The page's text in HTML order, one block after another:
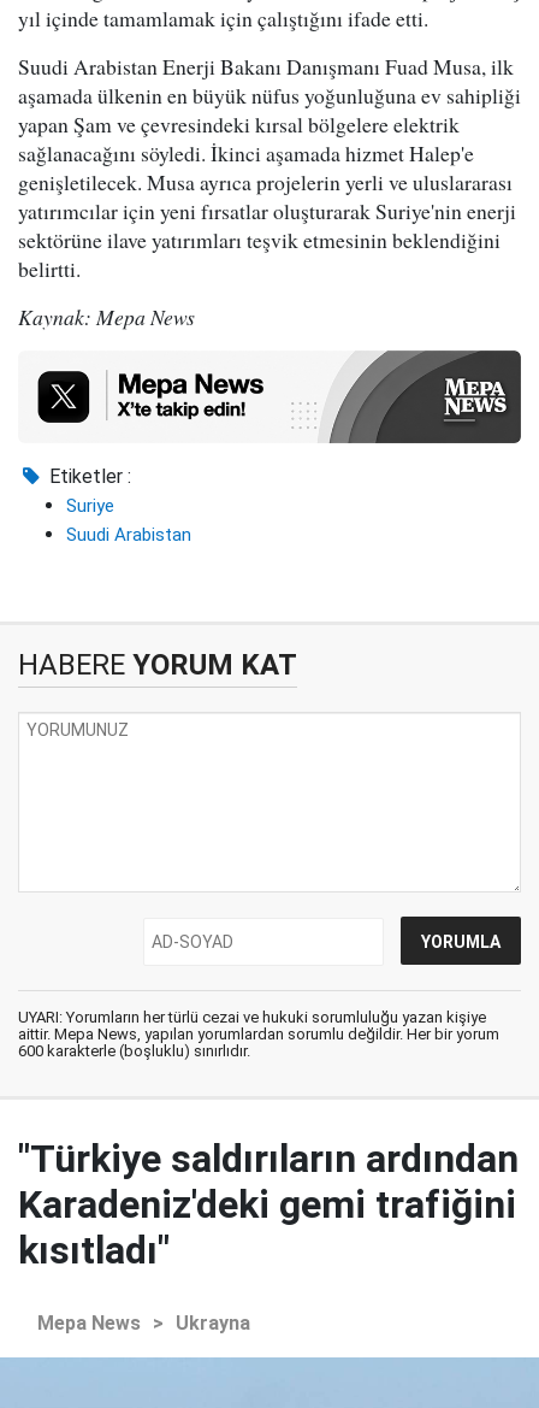
yıl içinde tamamlamak için çalıştığını ifade etti.
Suudi Arabistan Enerji Bakanı Danışmanı Fuad Musa, ilk
aşamada ülkenin en büyük nüfus yoğunluğuna ev sahipliği
yapan Şam ve çevresindeki kırsal bölgelere elektrik
sağlanacağını söyledi. İkinci aşamada hizmet Halep'e
genişletilecek. Musa ayrıca projelerin yerli ve uluslararası
yatırımcılar için yeni fırsatlar oluşturarak Suriye'nin enerji
sektörüne ilave yatırımları teşvik etmesinin beklendiğini
belirtti.
Kaynak: Mepa News
Etiketler :
Suriye
Suudi Arabistan
HABERE YORUM KAT
UYARI: Yorumların her türlü cezai ve hukuki sorumluluğu yazan kişiye
aittir. Mepa News, yapılan yorumlardan sorumlu değildir. Her bir yorum
600 karakterle (boşluklu) sınırlıdır.
"Türkiye saldırıların ardından
Karadeniz'deki gemi trafiğini
kısıtladı"
Mepa News > Ukrayna